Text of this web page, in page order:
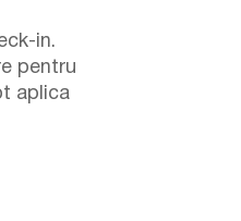
in.
pentru
aplica